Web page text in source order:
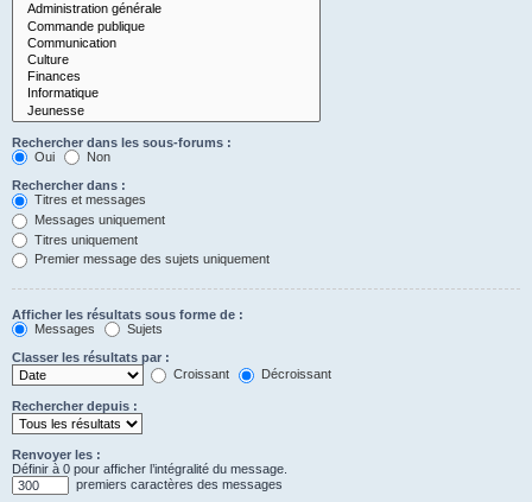
Rechercher dans les sous-forums :
Oui
Non
Rechercher dans :
Titres et messages
Messages uniquement
Titres uniquement
Premier message des sujets uniquement
Afficher les résultats sous forme de :
Messages
Sujets
Classer les résultats par :
Croissant
Décroissant
Rechercher depuis :
Renvoyer les :
Définir à 0 pour afficher l’intégralité du message.
premiers caractères des messages